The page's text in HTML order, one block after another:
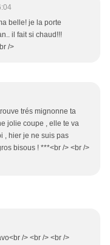
belle! je la porte
il fait si chaud!!!
/>
trés mignonne ta
jolie coupe , elle te va
, hier je ne suis pas
bisous ! ***<br /> <br />
/> <br /> <br />